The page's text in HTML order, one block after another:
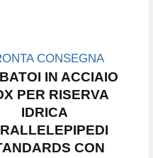
CONSEGNA
IN ACCIAIO
PER RISERVA
IDRICA
CON